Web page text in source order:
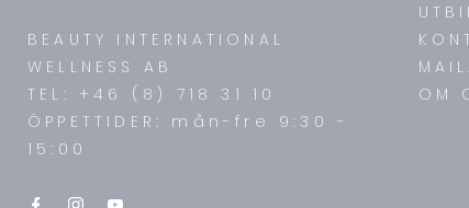
BEAUTY INTERNATIONAL
WELLNESS AB
TEL: +46 (8) 718 31 10
ÖPPETTIDER: mån-fre 9:30 -
15:00
OM